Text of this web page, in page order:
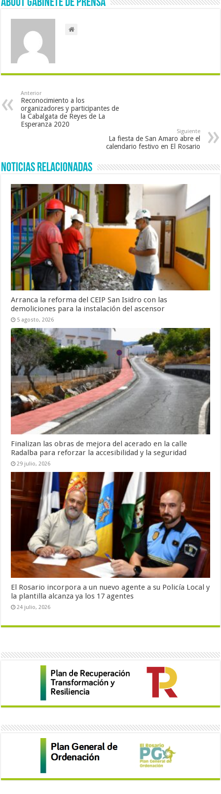
About Gabinete de Prensa
Anterior
Reconocimiento a los
organizadores y participantes de
la Cabalgata de Reyes de La
Esperanza 2020
Siguiente
La fiesta de San Amaro abre el
calendario festivo en El Rosario
Noticias Relacionadas
Arranca la reforma del CEIP San Isidro con las
demoliciones para la instalación del ascensor
5 agosto, 2026
Finalizan las obras de mejora del acerado en la calle
Radalba para reforzar la accesibilidad y la seguridad
29 julio, 2026
El Rosario incorpora a un nuevo agente a su Policía Local y
la plantilla alcanza ya los 17 agentes
24 julio, 2026